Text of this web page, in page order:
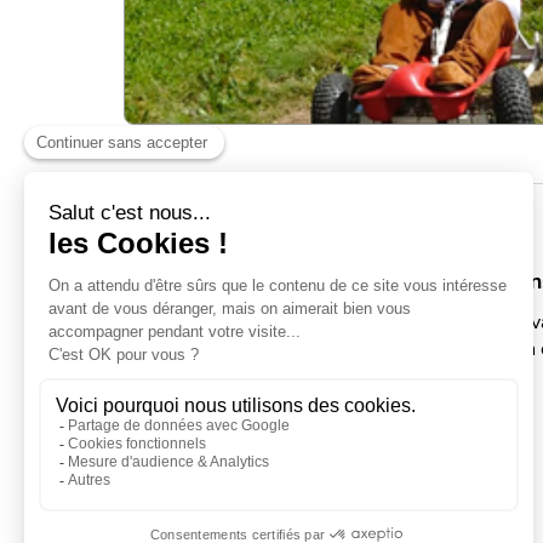
INFORMATIONS
10 tours pour faire le plein de
Offre valable uniquement pendant la saison
Utilisable à tout moment durant cette période
⚠️Chaussures fermées obligatoires